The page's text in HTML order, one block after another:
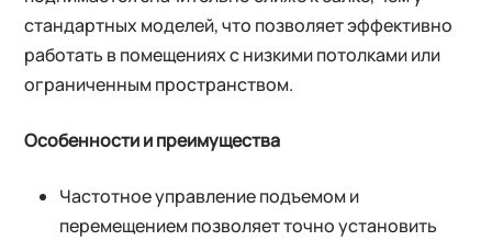
стандартных моделей, что позволяет эффективно
работать в помещениях с низкими потолками или
ограниченным пространством.
Особенности и преимущества
Частотное управление подъемом и
перемещением позволяет точно установить